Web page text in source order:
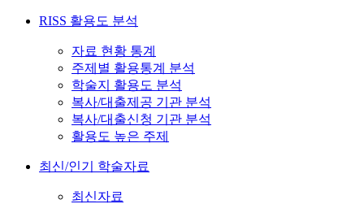
RISS 활용도 분석
자료 현황 통계
주제별 활용통계 분석
학술지 활용도 분석
복사/대출제공 기관 분석
복사/대출신청 기관 분석
활용도 높은 주제
최신/인기 학술자료
최신자료